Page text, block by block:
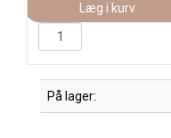
Læg i kurv
På lager: